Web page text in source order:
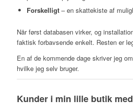
Forskelligt– en skattekiste af
Når først databasen virker, og
faktisk forbavsende enkelt. Resten er
En af de kommende dage skriver jeg
hvilke jeg selv bruger.
Kunder i min lille butik